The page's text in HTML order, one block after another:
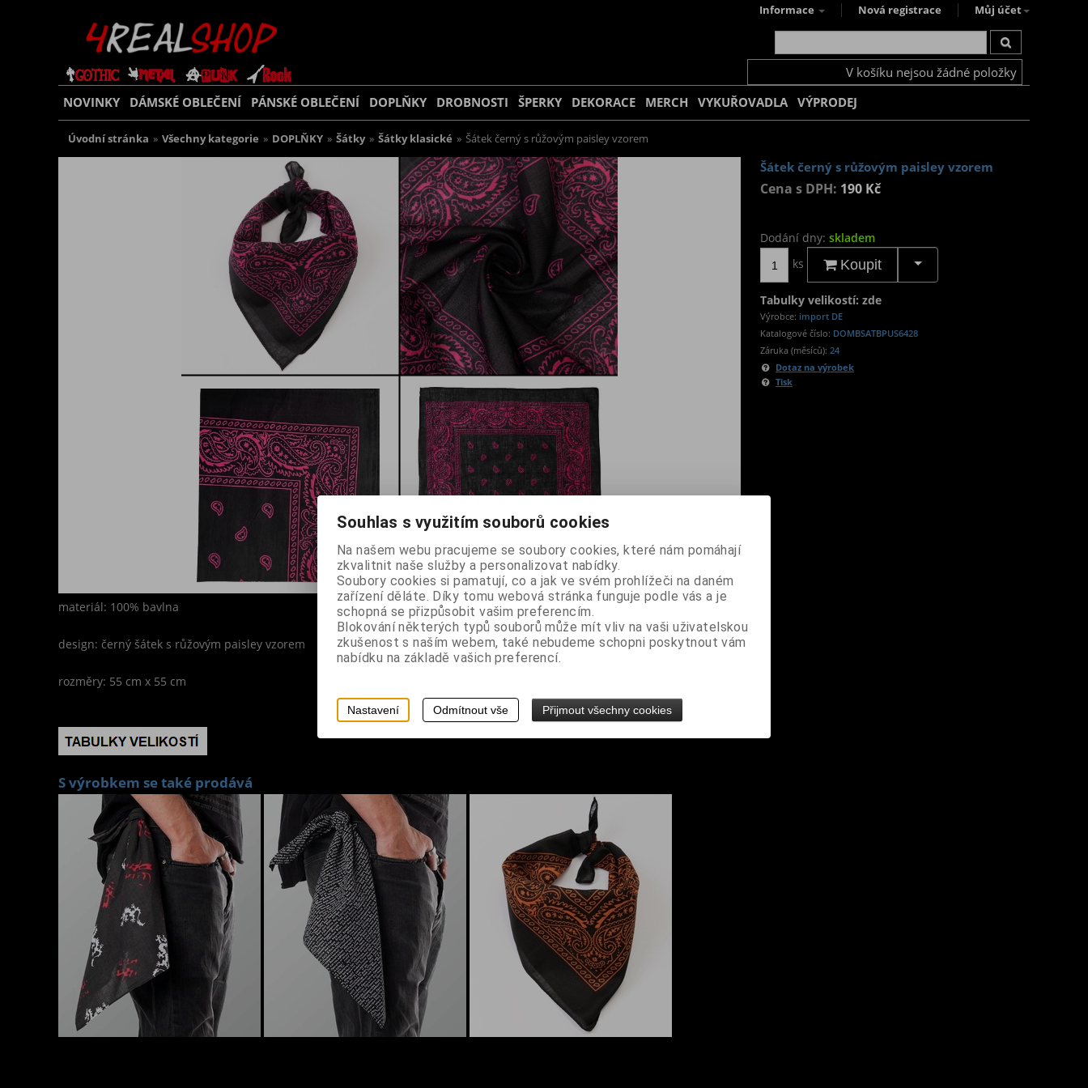
Informace Nová registrace Můj účet
V košíku nejsou žádné položky
NOVINKY DÁMSKÉ OBLEČENÍ PÁNSKÉ OBLEČENÍ DOPLŇKY DROBNOSTI ŠPERKY DEKORACE MERCH VYKUŘOVADLA VÝPRODEJ
Úvodní stránka » Všechny kategorie » DOPLŇKY » Šátky » Šátky klasické » Šátek černý s růžovým paisley vzorem
Šátek černý s růžovým paisley vzorem
Cena s DPH: 190 Kč
Dodání dny: skladem
ks
Koupit
Tabulky velikostí: zde
Výrobce: import DE
Katalogové číslo: DOMBSATBPUS6428
Záruka (měsíců): 24
Dotaz na výrobek
Tisk
materiál: 100% bavlna
design: černý šátek s růžovým paisley vzorem
rozměry: 55 cm x 55 cm
S výrobkem se také prodává
Souhlas s využitím souborů cookies
Na našem webu pracujeme se soubory cookies, které nám pomáhají
zkvalitnit naše služby a personalizovat nabídky.
Soubory cookies si pamatují, co a jak ve svém prohlížeči na daném
zařízení děláte. Díky tomu webová stránka funguje podle vás a je
schopná se přizpůsobit vašim preferencím.
Blokování některých typů souborů může mít vliv na vaši uživatelskou
zkušenost s naším webem, také nebudeme schopni poskytnout vám
nabídku na základě vašich preferencí.
Nastavení Odmítnout vše Přijmout všechny cookies